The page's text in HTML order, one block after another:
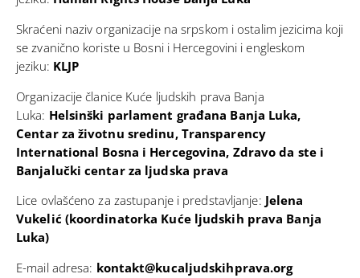
Skraćeni naziv organizacije na srpskom i ostalim jezicima koji
se zvanično koriste u Bosni i Hercegovini i engleskom
jeziku: KLJP
Organizacije članice Kuće ljudskih prava Banja
Luka: Helsinški parlament građana Banja Luka,
Centar za životnu sredinu, Transparency
International Bosna i Hercegovina, Zdravo da ste i
Banjalučki centar za ljudska prava
Lice ovlašćeno za zastupanje i predstavljanje: Jelena
Vukelić (koordinatorka Kuće ljudskih prava Banja
Luka)
E-mail adresa: kontakt@kucaljudskihprava.org